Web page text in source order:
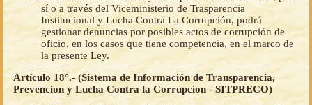
sí o a través del Viceministerio de Trasparencia
Institucional y Lucha Contra La Corrupción, podrá
gestionar denuncias por posibles actos de corrupción de
oficio, en los casos que tiene competencia, en el marco de
la presente Ley.
Artículo 18°.- (Sistema de Información de Transparencia,
Prevencion y Lucha Contra la Corrupcion - SITPRECO)